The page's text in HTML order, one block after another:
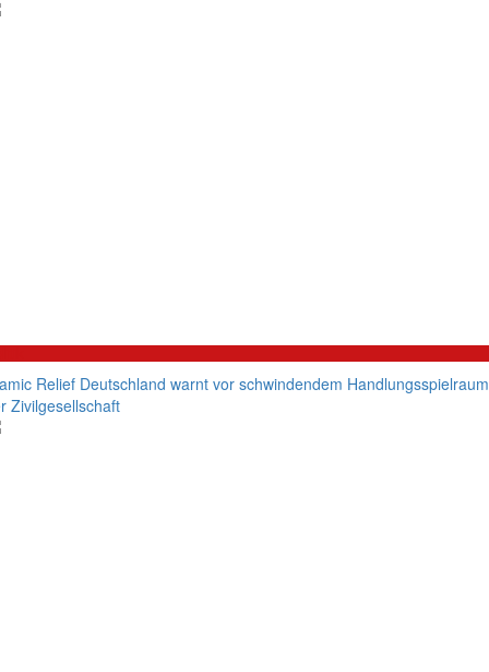
Relief Deutschland warnt vor schwindendem Handlungsspielraum
Zivilgesellschaft